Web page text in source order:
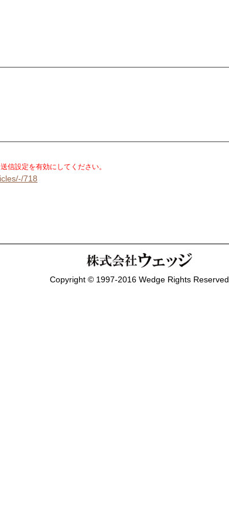
信設定を有効にしてください。
718
Copyright © 1997-2016 Wedge Rights Reserved